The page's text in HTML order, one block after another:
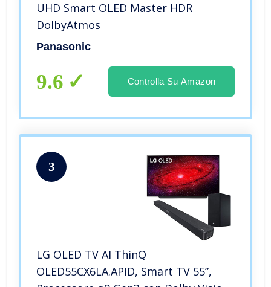
UHD Smart OLED Master HDR
DolbyAtmos
Panasonic
9.6 Controlla Su Amazon
3
LG OLED TV AI ThinQ
OLED55CX6LA.APID, Smart TV 55”,